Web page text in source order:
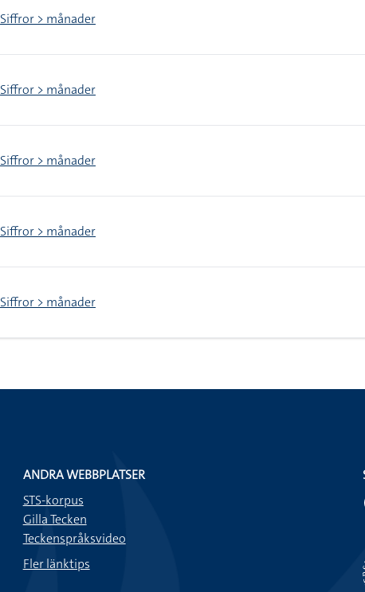
Siffror > månader
Siffror > månader
Siffror > månader
Siffror > månader
Siffror > månader
ANDRA WEBBPLATSER
STS-korpus
Gilla Tecken
Teckenspråksvideo
Fler länktips